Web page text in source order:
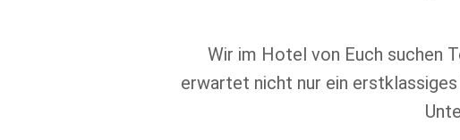
Wir im Hotel von Euch suchen
erwartet nicht nur ein